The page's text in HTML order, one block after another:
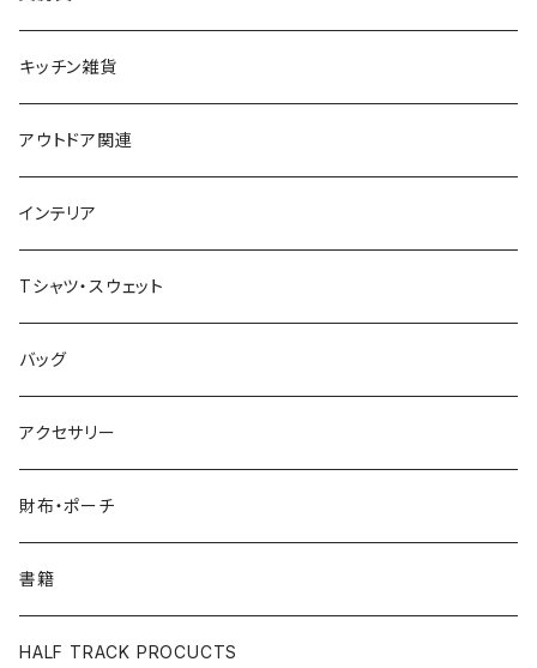
キッチン雑貨
アウトドア関連
インテリア
Tシャツ・スウェット
バッグ
アクセサリー
財布・ポーチ
書籍
HALF TRACK PROCUCTS